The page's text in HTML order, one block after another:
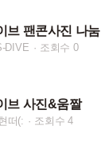
브 팬콘사진 나눔
DIVE 조회수 0
브 사진&움짤
떠(: 조회수 4